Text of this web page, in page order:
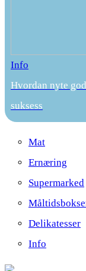
Info
Hvordan nyte
suksess
Mat
Ernæring
Supermarked
Delikatesser
Info